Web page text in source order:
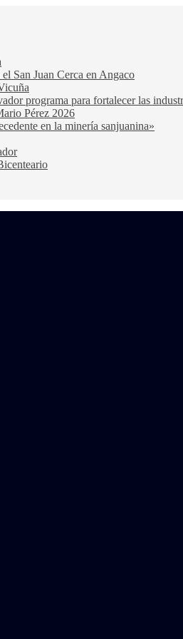
San Juan Cerca en Angaco
programa para fortalecer las
Pérez 2026
en la minería sanjuanina»